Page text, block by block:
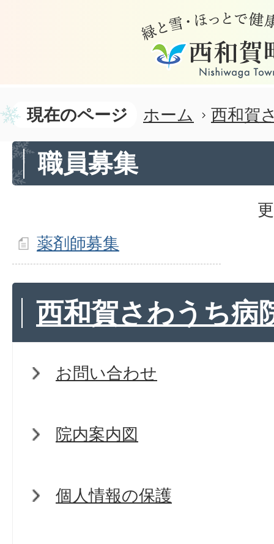
現在のページ ホーム 西和賀
職員募集
薬剤師募集
西和賀さわうち病
お問い合わせ
院内案内図
個人情報の保護